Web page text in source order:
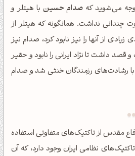
می‌شوید که صدام حسین با هیتلر و
چندانی نداشت. همانگونه که هیتلر از
از آنها را نیز نابود کرد، صدام نیز
قصد داشت تا نژاد ایرانی را نابود و حقیر
رشادت‌های رزمندگان خنثی شد و صدام
طول 8 سال دفاع مقدس از تاکتیک‌های متفاوتی استفاده
نظامی ایران وجود دارد، که آن